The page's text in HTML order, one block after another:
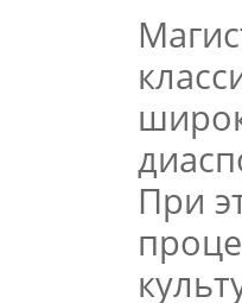
При